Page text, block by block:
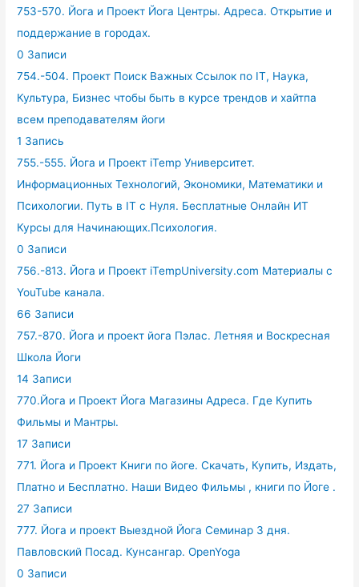
753-570. Йога и Проект Йога Центры. Адреса. Открытие и
поддержание в городах.
0 Записи
754.-504. Проект Поиск Важных Ссылок по IT, Наука,
Культура, Бизнес чтобы быть в курсе трендов и хайтпа
всем преподавателям йоги
1 Запись
755.-555. Йога и Проект iTemp Университет.
Информационных Технологий, Экономики, Математики и
Психологии. Путь в IT с Нуля. Бесплатные Онлайн ИТ
Курсы для Начинающих.Психология.
0 Записи
756.-813. Йога и Проект iTempUniversity.com Материалы с
YouTube канала.
66 Записи
757.-870. Йога и проект йога Пэлас. Летняя и Воскресная
Школа Йоги
14 Записи
770.Йога и Проект Йога Магазины Адреса. Где Купить
Фильмы и Мантры.
17 Записи
771. Йога и Проект Книги по йоге. Скачать, Купить, Издать,
Платно и Бесплатно. Наши Видео Фильмы , книги по Йоге .
27 Записи
777. Йога и проект Выездной Йога Семинар 3 дня.
Павловский Посад. Кунсангар. OpenYoga
0 Записи